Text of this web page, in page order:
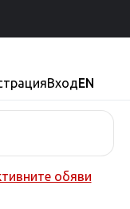
ВходEN
обяви